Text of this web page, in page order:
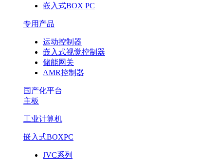
嵌入式BOX PC
专用产品
运动控制器
嵌入式视觉控制器
储能网关
AMR控制器
国产化平台
主板
工业计算机
嵌入式BOXPC
JVC系列